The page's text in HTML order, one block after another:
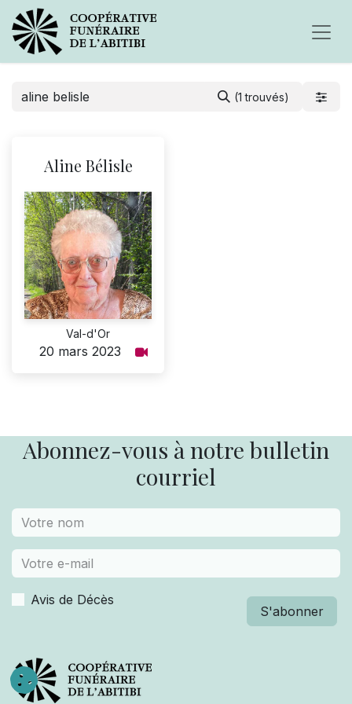
(1 trouvés)
Aline Bélisle
Val-d'Or
20 mars 2023
Abonnez-vous à notre bulletin
courriel
Avis de Décès
S'abonner